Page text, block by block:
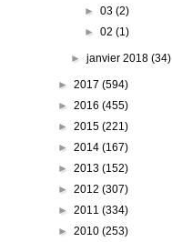
► 03 (2)
► 02 (1)
►janvier 2018(34)
► 2017 (594)
► 2016 (455)
► 2015 (221)
► 2014 (167)
► 2013 (152)
► 2012 (307)
► 2011 (334)
► 2010 (253)